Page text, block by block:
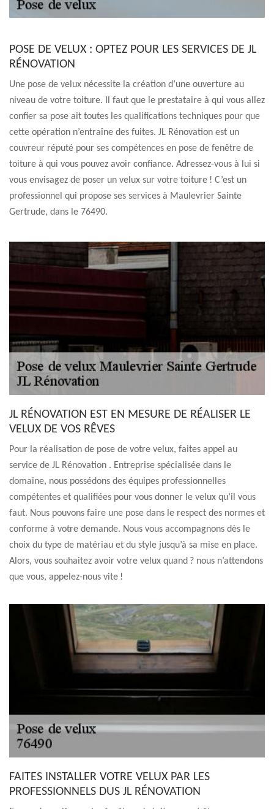
POSE DE VELUX : OPTEZ POUR LES SERVICES DE JL
RÉNOVATION
Une pose de velux nécessite la création d’une ouverture au
niveau de votre toiture. Il faut que le prestataire à qui vous allez
confier sa pose ait toutes les qualifications techniques pour que
cette opération n’entraîne des fuites. JL Rénovation est un
couvreur réputé pour ses compétences en pose de fenêtre de
toiture à qui vous pouvez avoir confiance. Adressez-vous à lui si
vous envisagez de poser un velux sur votre toiture ! C’est un
professionnel qui propose ses services à Maulevrier Sainte
Gertrude, dans le 76490.
JL RÉNOVATION EST EN MESURE DE RÉALISER LE
VELUX DE VOS RÊVES
Pour la réalisation de pose de votre velux, faites appel au
service de JL Rénovation . Entreprise spécialisée dans le
domaine, nous possédons des équipes professionnelles
compétentes et qualifiées pour vous donner le velux qu’il vous
faut. Nous pouvons faire une pose dans le respect des normes et
conforme à votre demande. Nous vous accompagnons dès le
choix du type de matériau et du style jusqu’à sa mise en place.
Alors, vous souhaitez avoir votre velux quand ? nous n’attendons
que vous, appelez-nous vite !
FAITES INSTALLER VOTRE VELUX PAR LES
PROFESSIONNELS DUS JL RÉNOVATION